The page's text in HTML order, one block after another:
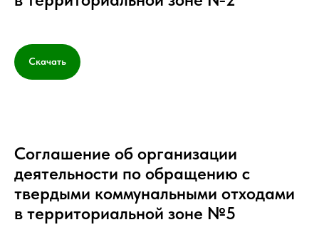
Скачать
Соглашение об организации
деятельности по обращению с
твердыми коммунальными отходами
в территориальной зоне №5